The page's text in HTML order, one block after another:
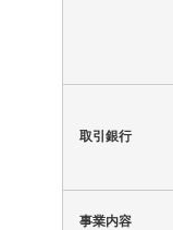
取引銀行
事業内容